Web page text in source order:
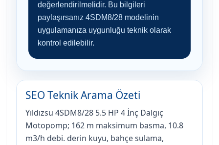
değerlendirilmelidir. Bu bilgileri
paylaşırsanız 4SDM8/28 modelinin
uygulamanıza uygunluğu teknik olarak
kontrol edilebilir.
SEO Teknik Arama Özeti
Yıldızsu 4SDM8/28 5.5 HP 4 İnç Dalgıç
Motopomp; 162 m maksimum basma, 10.8
m3/h debi. derin kuyu, bahçe sulama,